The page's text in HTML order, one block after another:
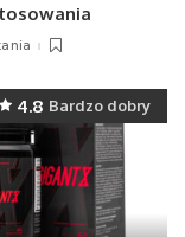
4.8 Bardzo dobry